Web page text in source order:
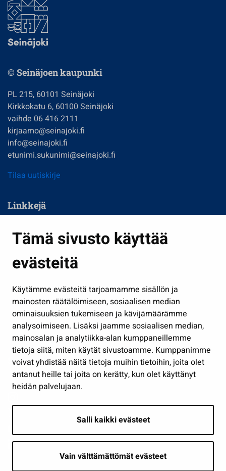
Tämä sivusto käyttää
evästeitä
Käytämme evästeitä tarjoamamme sisällön ja
mainosten räätälöimiseen, sosiaalisen median
ominaisuuksien tukemiseen ja kävijämäärämme
analysoimiseen. Lisäksi jaamme sosiaalisen median,
mainosalan ja analytiikka-alan kumppaneillemme
tietoja siitä, miten käytät sivustoamme. Kumppanimme
voivat yhdistää näitä tietoja muihin tietoihin, joita olet
antanut heille tai joita on kerätty, kun olet käyttänyt
heidän palvelujaan.
Salli kaikki evästeet
Vain välttämättömät evästeet
© Seinäjoen kaupunki
PL 215, 60101 Seinäjoki
Kirkkokatu 6, 60100 Seinäjoki
vaihde 06 416 2111
kirjaamo@seinajoki.fi
info@seinajoki.fi
etunimi.sukunimi@seinajoki.fi
Tilaa uutiskirje
Linkkejä
Kasvatus ja opetus
Kulttuuri ja liikunta
Työ ja yrittäminen
Osallistu ja asioi
Näytä omat evästeasetukseni
Seuraa meitä